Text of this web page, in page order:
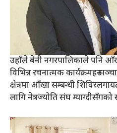
उहाँले बेनी नगरपालिकाले पनि
विभिन्न रचनात्मक कार्यक्रमहरु
क्षेत्रमा आँखा सम्बन्धी
लागि नेत्रज्योति संघ